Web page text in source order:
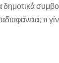
τι